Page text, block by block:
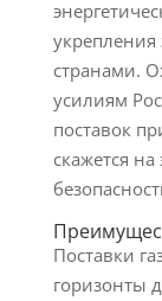
странами.
усилиям
поставок
скажется
Поставки
горизонты